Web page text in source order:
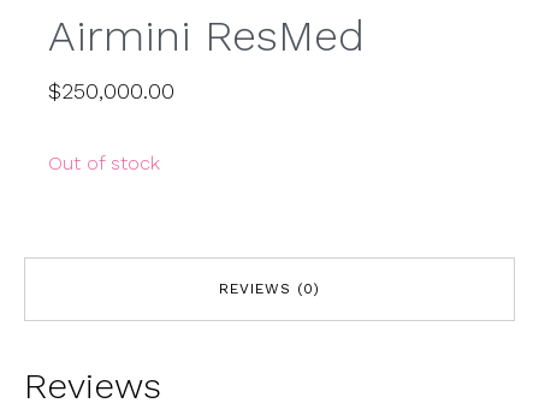
Airmini ResMed
$250,000.00
Out of stock
REVIEWS (0)
Reviews